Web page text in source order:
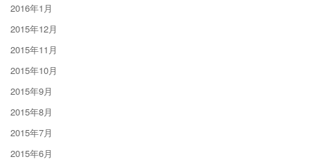
2016年1月
2015年12月
2015年11月
2015年10月
2015年9月
2015年8月
2015年7月
2015年6月